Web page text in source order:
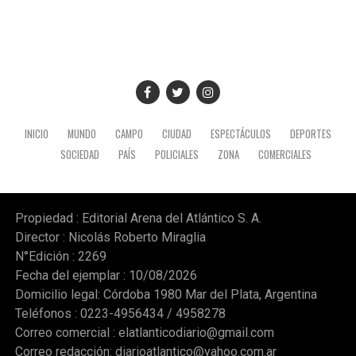
INICIO MUNDO CAMPO CIUDAD ESPECTÁCULOS
DEPORTES
SOCIEDAD
PAÍS POLICIALES ZONA COMERCIALES
Propiedad : Editorial Arena del Atlántico S. A.
Director : Nicolás Roberto Miraglia
N°Edición : 2269
Fecha del ejemplar : 10/08/2026
Domicilio legal: Córdoba 1980 Mar del Plata, Argentina
Teléfonos : 0223-4956434 / 4958278
Correo comercial : elatlanticodiario@gmail.com
Correo redacción: diarioatlantico@yahoo.com.ar